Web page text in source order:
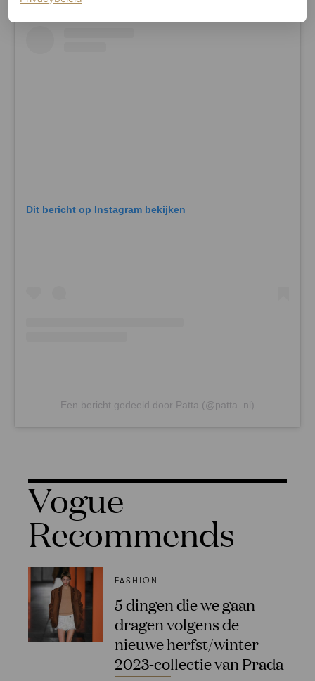
Dit bericht op Instagram bekijken
Een bericht gedeeld door Patta (@patta_nl)
Vogue
Recommends
FASHION
5 dingen die we gaan
dragen volgens de
nieuwe herfst/winter
2023-collectie van Prada